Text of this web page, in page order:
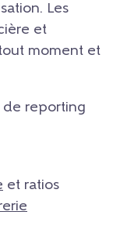
Les
et
moment et
de reporting
et ratios